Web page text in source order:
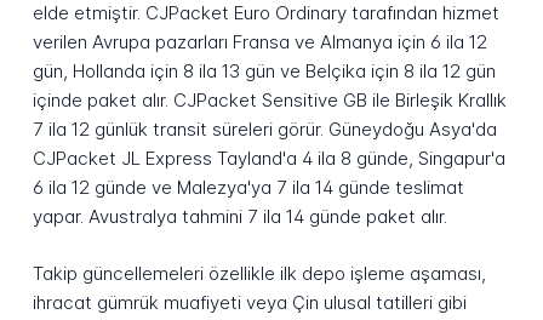
elde etmiştir. CJPacket Euro Ordinary tarafından hizmet
verilen Avrupa pazarları Fransa ve Almanya için 6 ila 12
gün, Hollanda için 8 ila 13 gün ve Belçika için 8 ila 12 gün
içinde paket alır. CJPacket Sensitive GB ile Birleşik Krallık
7 ila 12 günlük transit süreleri görür. Güneydoğu Asya'da
CJPacket JL Express Tayland'a 4 ila 8 günde, Singapur'a
6 ila 12 günde ve Malezya'ya 7 ila 14 günde teslimat
yapar. Avustralya tahmini 7 ila 14 günde paket alır.
Takip güncellemeleri özellikle ilk depo işleme aşaması,
ihracat gümrük muafiyeti veya Çin ulusal tatilleri gibi